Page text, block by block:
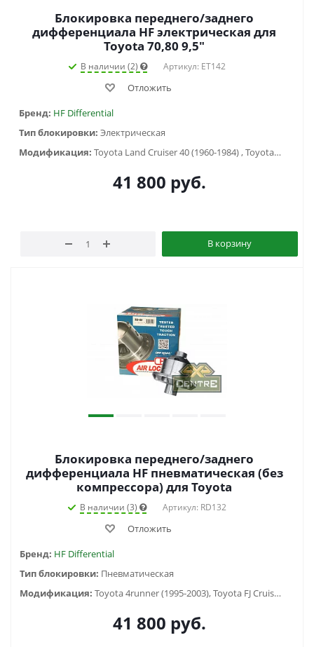
Блокировка переднего/заднего
дифференциала HF электрическая для
Toyota 70,80 9,5"
В наличии (2) Артикул: ET142
Отложить
Бренд: HF Differential
Тип блокировки: Электрическая
Модификация:
Toyota Land Cruiser 40 (1960-1984) , Toyota Land Cruiser 60 (1980-1990) , Toyota Land Cruiser 70 (1990-1996), Toyota Land Cruiser 75 (1984-2013), Toyota Land Cruiser 80 (1988-1998)
41 800 руб.
В корзину
Блокировка переднего/заднего
дифференциала HF пневматическая (без
компрессора) для Toyota
В наличии (3) Артикул: RD132
Отложить
Бренд: HF Differential
Тип блокировки: Пневматическая
Модификация:
Toyota 4runner (1995-2003), Toyota FJ Cruiser (2006-2014), Toyota Fortuner (2005-2016), Toyota HiLux SURF 130 (1988-1997), Toyota Hilux V (1983-1997), Toyota Hilux VII (2005-2014), Toyota Land Cruiser 100 (1997-2007), Toyota Land Cruiser 105 (1998-2006), Toyota Land Cruiser 40 (1960-1984) , Toyota Land Cruiser 60 (1980-1990) , Toyota Land Cruiser 70 (1990-1996), Toyota Land Cruiser 71 (1984-...), Toyota Land Cruiser 73 (1990-1996), Toyota Land Cruiser 75 (1984-2013), Toyota Land Cruiser 76 (2007-...), Toyota Land Cruiser 78 (2006-...), Toyota Land Cruiser 79 (1984-2006), Toyota Land Cruiser 80 (1988-1998), Toyota Land Cruiser Prado 120 (2002-2009), Toyota Land Cruiser Prado 90/95 (1996-2002)
41 800 руб.